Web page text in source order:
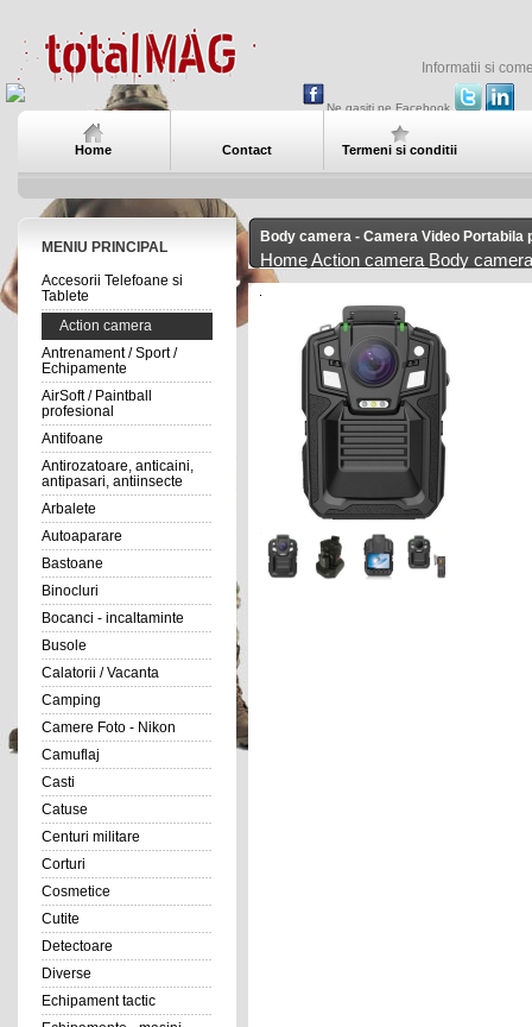
Informatii si
Ne gasiti pe Facebook
Home Contact Termeni si conditii
MENIU PRINCIPAL
Accesorii Telefoane si
Tablete
Action camera
Antrenament / Sport /
Echipamente
AirSoft / Paintball
profesional
Antifoane
Antirozatoare, anticaini,
antipasari, antiinsecte
Arbalete
Autoaparare
Bastoane
Binocluri
Bocanci - incaltaminte
Busole
Calatorii / Vacanta
Camping
Camere Foto - Nikon
Camuflaj
Casti
Catuse
Centuri militare
Corturi
Cosmetice
Cutite
Detectoare
Diverse
Echipament tactic
Body camera - Camera Video Portabila
Home Action camera Body